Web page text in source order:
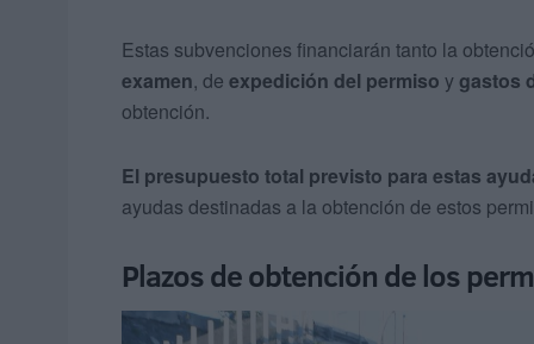
Estas subvenciones financiarán tanto la
examen, de expedición del permiso y gastos
obtención.
El presupuesto total previsto para estas
ayudas destinadas a la obtención de estos
Plazos de obtención de los